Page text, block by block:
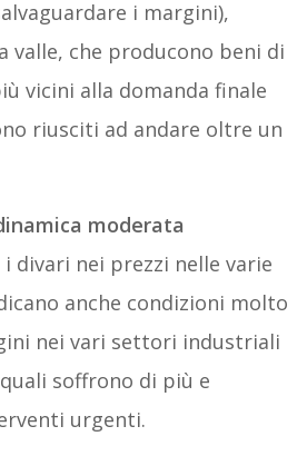
i margini),
valle, che producono beni di
vicini alla domanda finale
riusciti ad andare oltre un
moderata
i divari nei prezzi nelle varie
anche condizioni molto
nei vari settori industriali
soffrono di più e
urgenti.